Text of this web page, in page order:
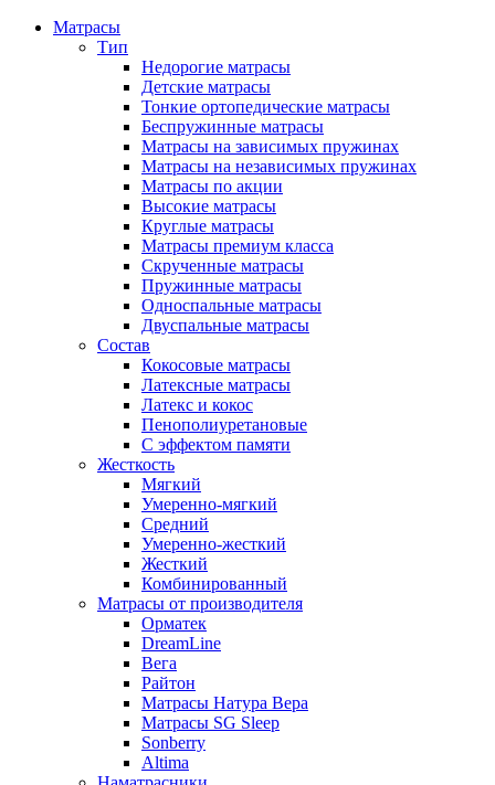
Матрасы
Тип
Недорогие матрасы
Детские матрасы
Тонкие ортопедические матрасы
Беспружинные матрасы
Матрасы на зависимых пружинах
Матрасы на независимых пружинах
Матрасы по акции
Высокие матрасы
Круглые матрасы
Матрасы премиум класса
Скрученные матрасы
Пружинные матрасы
Односпальные матрасы
Двуспальные матрасы
Состав
Кокосовые матрасы
Латексные матрасы
Латекс и кокос
Пенополиуретановые
С эффектом памяти
Жесткость
Мягкий
Умеренно-мягкий
Средний
Умеренно-жесткий
Жесткий
Комбинированный
Матрасы от производителя
Орматек
DreamLine
Вега
Райтон
Матрасы Натура Вера
Матрасы SG Sleep
Sonberry
Altima